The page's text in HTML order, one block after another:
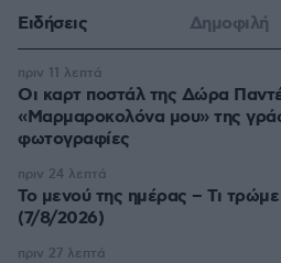
Ειδήσεις Δημοφιλή
Οι καρτ ποστάλ της Δώρα
«Μαρμαροκολόνα μου» της
φωτογραφίες
πριν 11 λεπτά
Το μενού της ημέρας – Τι
(7/8/2026)
πριν 24 λεπτά
πριν 27 λεπτά